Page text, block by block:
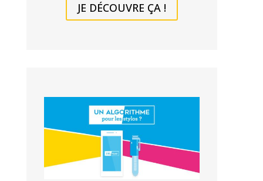
JE DÉCOUVRE ÇA !